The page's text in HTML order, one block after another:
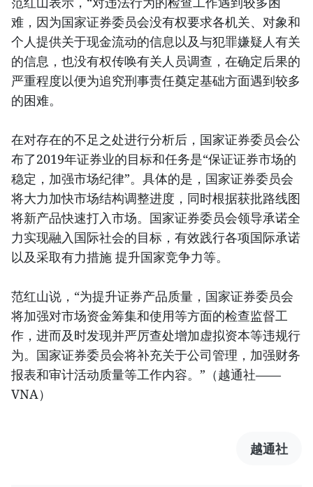
难，因为国家证券委员会没有权要求各机关、对象和
个人提供关于现金流动的信息以及与犯罪嫌疑人有关
的信息，也没有权传唤有关人员调查，在确定后果的
严重程度以便为追究刑事责任奠定基础方面遇到较多
的困难。
在对存在的不足之处进行分析后，国家证券委员会公
布了2019年证券业的目标和任务是“保证证券市场的
稳定，加强市场纪律”。具体的是，国家证券委员会
将大力加快市场结构调整进度，同时根据获批路线图
将新产品快速打入市场。国家证券委员会领导承诺全
力实现融入国际社会的目标，有效践行各项国际承诺
以及采取有力措施 提升国家竞争力等。
范红山说，“为提升证券产品质量，国家证券委员会
将加强对市场资金筹集和使用等方面的检查监督工
作，进而及时发现并严厉查处增加虚拟资本等违规行
为。国家证券委员会将补充关于公司管理，加强财务
报表和审计活动质量等工作内容。”（越通社——
VNA）
越通社